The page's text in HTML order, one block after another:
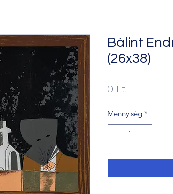
Bálint
(26x38)
0 FtÁr
Mennyiség *